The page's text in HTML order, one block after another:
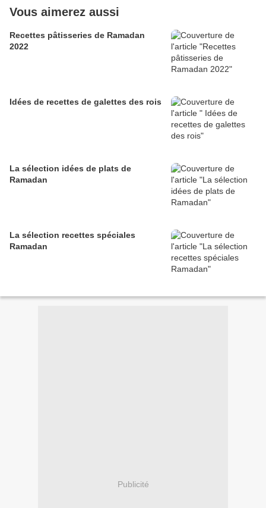
Vous aimerez aussi
Recettes pâtisseries de Ramadan
2022
Idées de recettes de galettes des rois
La sélection idées de plats de
Ramadan
La sélection recettes spéciales
Ramadan
Publicité